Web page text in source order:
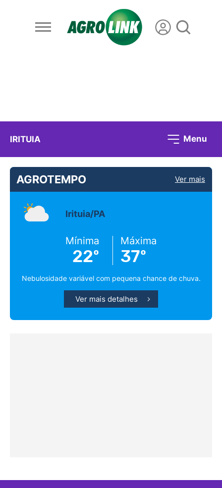
IRITUIA Menu
AGROTEMPO Ver mais
Irituia/PA
Mínima
22º
Máxima
37º
Nebulosidade variável com pequena chance de chuva.
Ver mais detalhes